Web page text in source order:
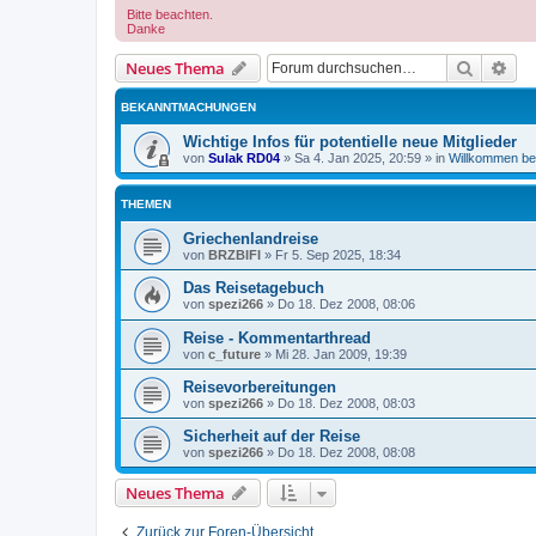
Bitte beachten.
Danke
Neues Thema Suche
BEKANNTMACHUNGEN
Wichtige Infos für potentielle neue Mitglieder
von Sulak RD04 » Sa 4. Jan 2025, 20:59 » in Willkommen
THEMEN
Griechenlandreise
von BRZBIFI » Fr 5. Sep 2025, 18:34
Das Reisetagebuch
von spezi266 » Do 18. Dez 2008, 08:06
Reise - Kommentarthread
von c_future » Mi 28. Jan 2009, 19:39
Reisevorbereitungen
von spezi266 » Do 18. Dez 2008, 08:03
Sicherheit auf der Reise
von spezi266 » Do 18. Dez 2008, 08:08
Neues Thema
Zurück zur Foren-Übersicht